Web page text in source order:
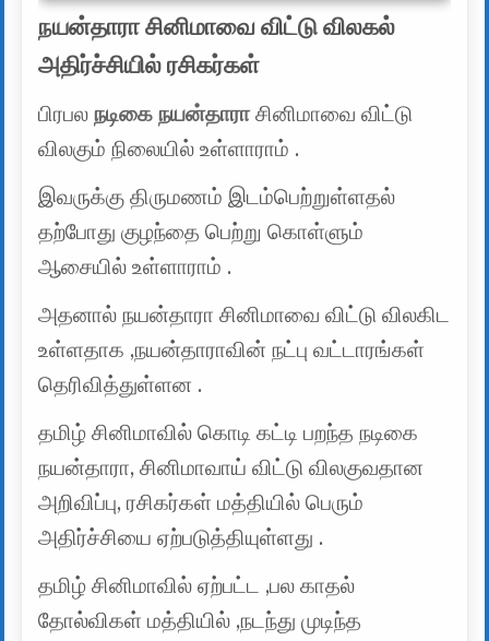
நயன்தாரா சினிமாவை விட்டு விலகல்
அதிர்ச்சியில் ரசிகர்கள்
பிரபலநடிகை நயன்தாராசினிமாவை விட்டு
விலகும் நிலையில் உள்ளாராம் .
இவருக்கு திருமணம் இடம்பெற்றுள்ளதல்
தற்போது குழந்தை பெற்று கொள்ளும்
ஆசையில் உள்ளாராம் .
அதனால் நயன்தாரா சினிமாவை விட்டு விலகிட
உள்ளதாக ,நயன்தாராவின் நட்பு வட்டாரங்கள்
தெரிவித்துள்ளன .
தமிழ் சினிமாவில் கொடி கட்டி பறந்த நடிகை
நயன்தாரா, சினிமாவாய் விட்டு விலகுவதான
அறிவிப்பு, ரசிகர்கள் மத்தியில் பெரும்
அதிர்ச்சியை ஏற்படுத்தியுள்ளது .
தமிழ் சினிமாவில் ஏற்பட்ட ,பல காதல்
தோல்விகள் மத்தியில் ,நடந்து முடிந்த